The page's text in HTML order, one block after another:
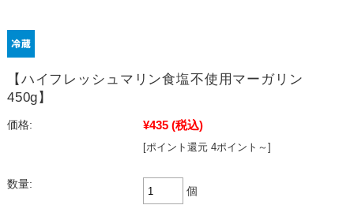
【ハイフレッシュマリン食塩不使用マーガリン
450g】
価格: ¥435 (税込)
[ポイント還元 4ポイント～]
数量:
個